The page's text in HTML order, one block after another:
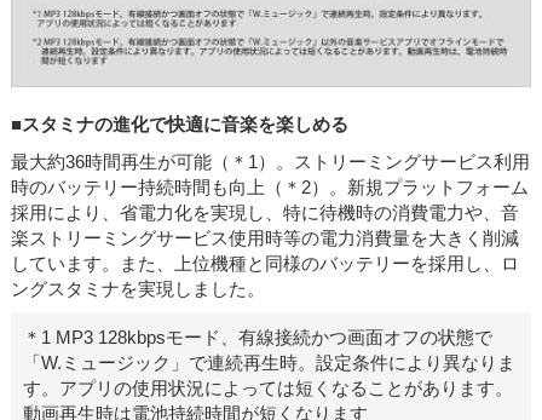
■スタミナの進化で快適に音楽を楽しめる
最大約36時間再生が可能（＊1）。ストリーミングサービス利用
時のバッテリー持続時間も向上（＊2）。新規プラットフォーム
採用により、省電力化を実現し、特に待機時の消費電力や、音
楽ストリーミングサービス使用時等の電力消費量を大きく削減
しています。また、上位機種と同様のバッテリーを採用し、ロ
ングスタミナを実現しました。
＊1 MP3 128kbpsモード、有線接続かつ画面オフの状態で
「W.ミュージック」で連続再生時。設定条件により異なりま
す。アプリの使用状況によっては短くなることがあります。
動画再生時は電池持続時間が短くなります